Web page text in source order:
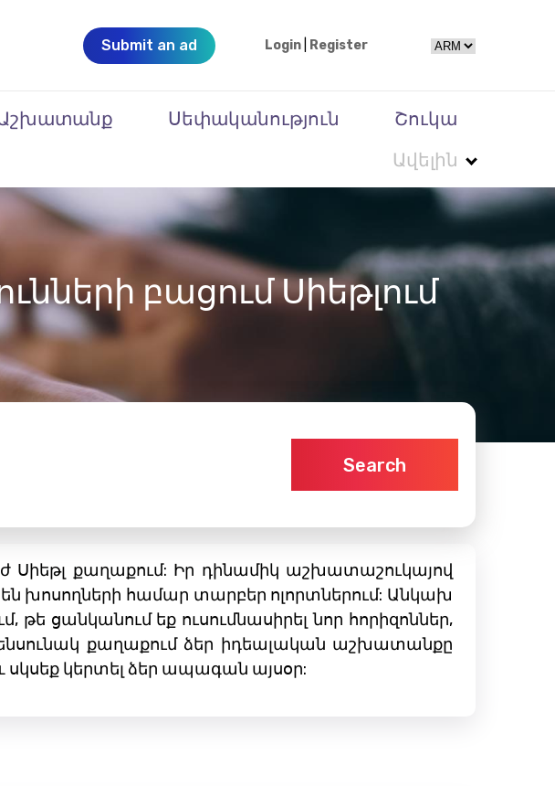
Submit an ad Login Register
Սեփականություն
Շուկա
Ավելին
բացում Սիեթլում
Search
Սիեթլ քաղաքում: Իր դինամիկ աշխատաշուկայով
խոսողների համար տարբեր ոլորտներում: Անկախ
ցանկանում եք ուսումնասիրել նոր հորիզոններ,
քաղաքում ձեր իդեալական աշխատանքը
կերտել ձեր ապագան այսօր: